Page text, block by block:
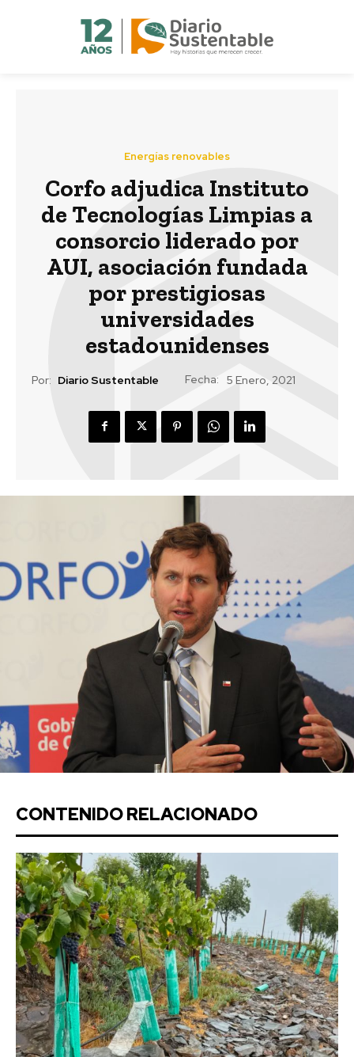
Energías renovables
Corfo adjudica Instituto
de Tecnologías Limpias a
consorcio liderado por
AUI, asociación fundada
por prestigiosas
universidades
estadounidenses
Por: Diario Sustentable Fecha: 5 Enero, 2021
CONTENIDO RELACIONADO